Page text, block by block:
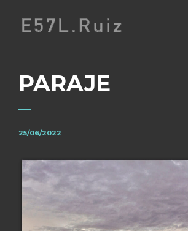
PARAJE
25/06/2022